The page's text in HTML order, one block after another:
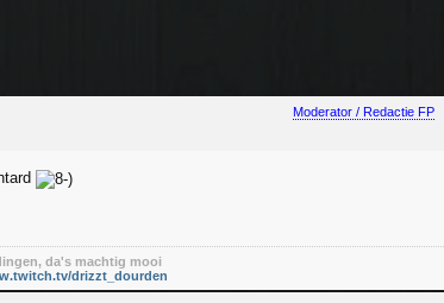
Moderator / Redactie FP
da's machtig mooi
drizzt_dourden